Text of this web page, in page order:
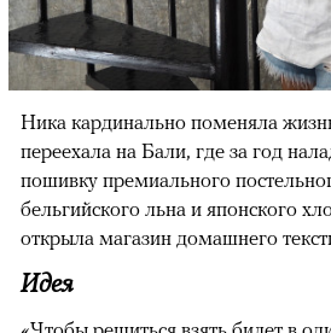
Ника кардинально поменяла
переехала на Бали, где за год
пошивку премиального
бельгийского льна и японского
открыла магазин домашнего
Идея